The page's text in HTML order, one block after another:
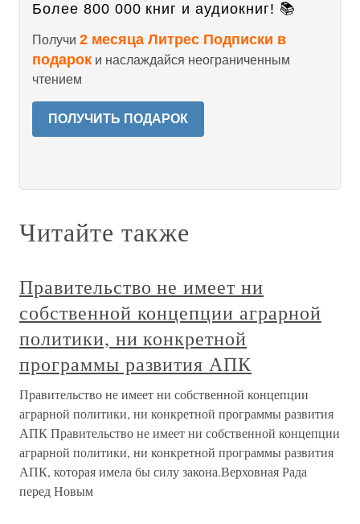
Более 800 000 книг и аудиокниг! 📚
Получи 2 месяца Литрес Подписки в
подарок и наслаждайся неограниченным
чтением
ПОЛУЧИТЬ ПОДАРОК
Читайте также
Правительство не имеет ни
собственной концепции аграрной
политики, ни конкретной
программы развития АПК
Правительство не имеет ни собственной концепции
аграрной политики, ни конкретной программы развития
АПК Правительство не имеет ни собственной концепции
аграрной политики, ни конкретной программы развития
АПК, которая имела бы силу закона.Верховная Рада
перед Новым